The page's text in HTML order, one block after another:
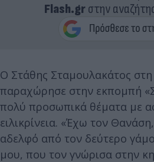
Flash.grστην
Ο Στάθης Σταμουλακάτος
παραχώρησε στην εκπομπή
πολύ προσωπικά θέματα με
ειλικρίνεια. «Έχω τον
αδελφό από τον δεύτερο
μου, που τον γνώρισα στην